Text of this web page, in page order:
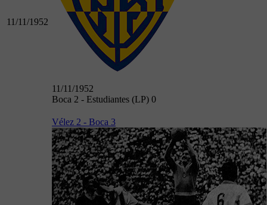
11/11/1952
11/11/1952
Boca 2 - Estudiantes (LP) 0
Vélez 2 - Boca 3